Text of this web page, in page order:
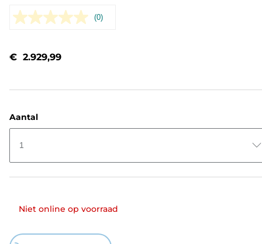
Geen
(0)
€ 2.929,99
Aantal
1
Niet online op voorraad